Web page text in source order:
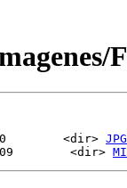
<dir> JPG
<dir>